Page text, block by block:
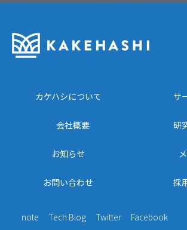
カケハシについて サ
会社概要 研
お知らせ
お問い合わせ 採
note Tech Blog Twitter Facebook